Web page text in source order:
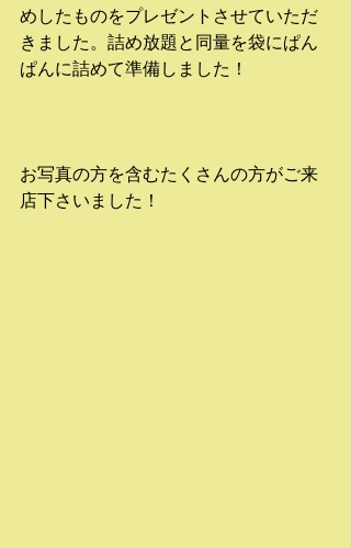
めしたものをプレゼントさせていただ
きました。詰め放題と同量を袋にぱん
ぱんに詰めて準備しました！
お写真の方を含むたくさんの方がご来
店下さいました！